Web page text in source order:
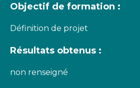
Objectif de formation :
Définition de projet
Résultats obtenus :
non renseigné